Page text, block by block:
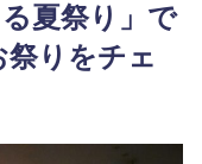
夏祭り」で
りをチェ